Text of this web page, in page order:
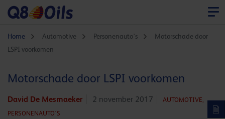
Home Automotive Personenauto's
Motorschade door
LSPI voorkomen
Motorschade door LSPI voorkomen
David De Mesmaeker 2 november 2017
AUTOMOTIVE,
PERSONENAUTO'S